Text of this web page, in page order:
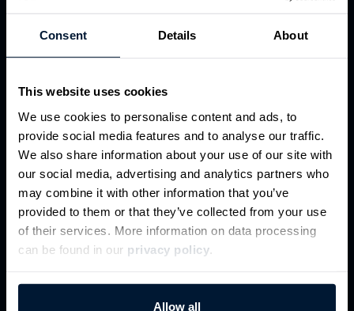
Consent Details About
This website uses cookies
We use cookies to personalise content and ads, to
provide social media features and to analyse our traffic.
We also share information about your use of our site with
our social media, advertising and analytics partners who
may combine it with other information that you’ve
provided to them or that they’ve collected from your use
of their services. More information on data processing
can be found in our privacy policy
Allow all
Sie über Spanflug fertigen
lassen?
Wir fertigen Ihre Laserteile schnell und
zuverlässig ab 5 Arbeitstagen. Wir liefern:
Laserteile sowie Biege- und Kantteile
Prototypen und Einzelteile
Kleinserien
Serienteile
Über 16 Werkstoffe online bestellbar